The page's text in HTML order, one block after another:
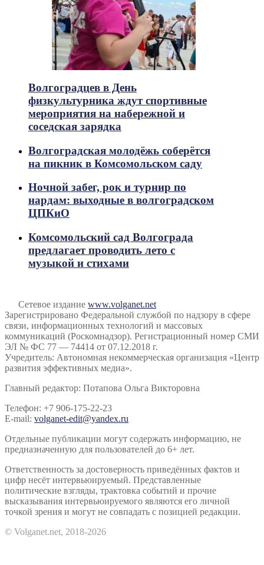
Волгоградцев в День
физкультурника ждут спортивные
мероприятия на набережной и
соседская зарядка
Волгоградская молодёжь соберётся
на пикник в Комсомольском саду
Ночной забег, рок и турнир по
нардам: выходные в волгоградском
ЦПКиО
Комсомольский сад Волгограда
предлагает проводить лето с
музыкой и стихами
Сетевое издание www.volganet.net
Зарегистрировано Федеральной службой по надзору в сфере
связи, информационных технологий и массовых
коммуникаций (Роскомнадзор). Регистрационный номер СМИ
ЭЛ № ФС 77 — 74414 от 07.12.2018 г.
Учредитель: Автономная некоммерческая организация «Центр
развития эффективных медиа».
Главный редактор: Потапова Ольга Викторовна
Телефон: +7 906-175-22-23
E-mail: volganet-edit@yandex.ru
Отдельные публикации могут содержать информацию, не
предназначенную для пользователей до 6+ лет.
Ответственность за достоверность приведённых фактов и
цифр несёт интервьюируемый. Представленные
политические взгляды, трактовка событий и прочие
высказывания интервьюируемого являются его личной
точкой зрения и могут не совпадать с позицией редакции.
© Volganet.net, 2018-2026